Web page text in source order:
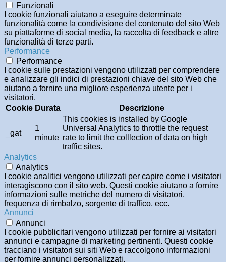
Funzionali
I cookie funzionali aiutano a eseguire determinate
funzionalità come la condivisione del contenuto del sito Web
su piattaforme di social media, la raccolta di feedback e altre
funzionalità di terze parti.
Performance
Performance
I cookie sulle prestazioni vengono utilizzati per comprendere
e analizzare gli indici di prestazioni chiave del sito Web che
aiutano a fornire una migliore esperienza utente per i
visitatori.
Cookie Durata Descrizione
_gat
1
minute
This cookies is installed by Google
Universal Analytics to throttle the request
rate to limit the colllection of data on high
traffic sites.
Analytics
Analytics
I cookie analitici vengono utilizzati per capire come i visitatori
interagiscono con il sito web. Questi cookie aiutano a fornire
informazioni sulle metriche del numero di visitatori,
frequenza di rimbalzo, sorgente di traffico, ecc.
Annunci
Annunci
I cookie pubblicitari vengono utilizzati per fornire ai visitatori
annunci e campagne di marketing pertinenti. Questi cookie
tracciano i visitatori sui siti Web e raccolgono informazioni
per fornire annunci personalizzati.